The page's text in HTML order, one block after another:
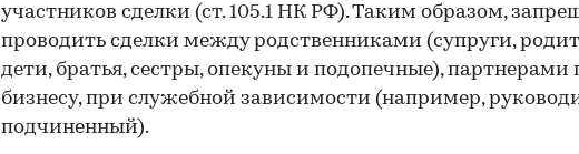
00:00
участников сделки (ст. 105.1 НК РФ). Таким образом,
проводить сделки между родственниками (супруги,
дети, братья, сестры, опекуны и подопечные), партнерами
бизнесу, при служебной зависимости (например,
подчиненный).